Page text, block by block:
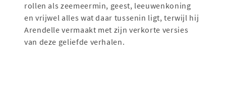
rollen als zeemeermin, geest, leeuwenkoning
en vrijwel alles wat daar tussenin ligt, terwijl hij
Arendelle vermaakt met zijn verkorte versies
van deze geliefde verhalen.